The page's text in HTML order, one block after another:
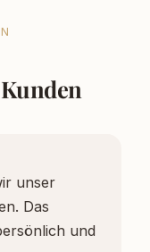
unser
Das
und